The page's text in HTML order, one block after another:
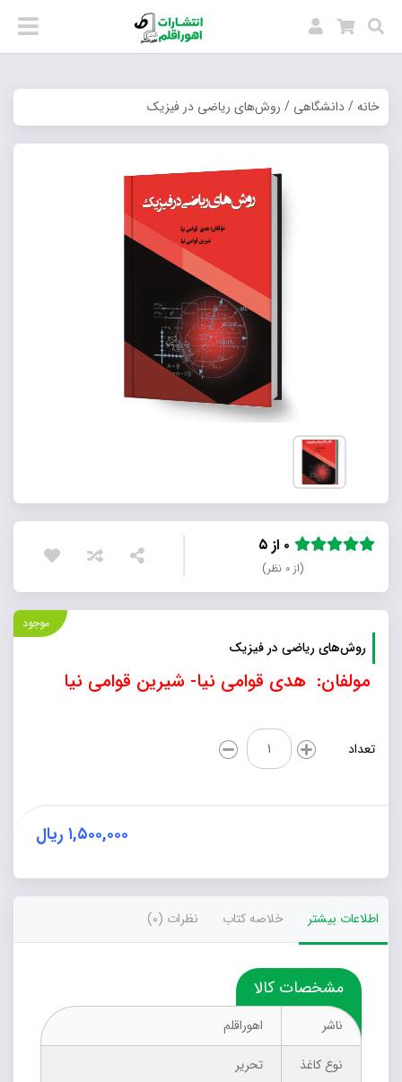
خانه/دانشگاهی / روش‌های ریاضی در فیزیک
(از ۰ نظر)
موجود
روش‌های ریاضی در فیزیک
مولفان: هدی قوامی نیا- شیرین قوامی نیا
تعداد
روش‌های
ریاضی
عدد
۱,۵۰۰,۰۰۰ ریال
اطلاعات بیشتر خلاصه کتاب نظرات (0)
مشخصات کالا
ناشر
اهوراقلم
نوع کاغذ
تحریر